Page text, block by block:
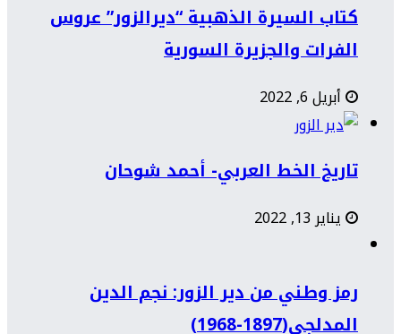
كتاب السيرة الذهبية “ديرالزور” عروس
الفرات والجزيرة السورية
أبريل 6, 2022
تاريخ الخط العربي- أحمد شوحان
يناير 13, 2022
رمز وطني من دير الزور: نجم الدين
المدلجي(1897-1968)